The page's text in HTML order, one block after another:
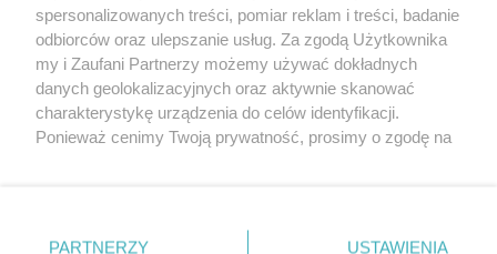
Reklama Tematy Archiwum artykułów
spersonalizowanych treści, pomiar reklam i treści, badanie
odbiorców oraz ulepszanie usług. Za zgodą Użytkownika
my i Zaufani Partnerzy możemy używać dokładnych
danych geolokalizacyjnych oraz aktywnie skanować
charakterystykę urządzenia do celów identyfikacji.
Ponieważ cenimy Twoją prywatność, prosimy o zgodę na
znajdujący się w lewym dolnym rogu strony
. Niektóre
PARTNERZY USTAWIENIA